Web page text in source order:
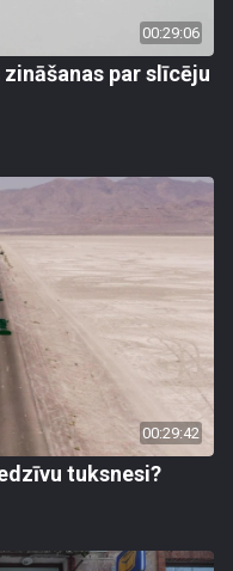
00:29:06
par slīcēju
00:29:42
tuksnesi?